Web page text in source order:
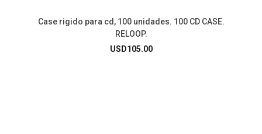
Case rigido para cd, 100 unidades. 100 CD CASE.
RELOOP.
USD105.00